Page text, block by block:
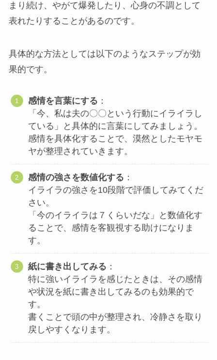
まり続け、やがて爆発したり、心身の不調として
表れたりすることがあるのです。
具体的な方法としては以下のようなステップが効
果的です。
感情を言葉にする ：
「今、私は夫の〇〇という行動にイライラし
ている」と具体的に言葉にしてみましょう。
感情を具体化することで、漠然としたモヤモ
ヤが整理されていきます。
感情の強さを数値化する ：
イライラの強さを10段階で評価してみてくだ
さい。
「今のイライラは７くらいだな」と数値化す
ることで、感情を客観視する助けになりま
す。
紙に書き出してみる ：
特に強いイライラを感じたときは、その感情
や状況を紙に書き出してみるのも効果的で
す。
書くことで頭の中が整理され、冷静さを取り
戻しやすくなります。